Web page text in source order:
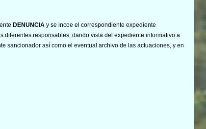
DENUNCIA y se incoe el correspondiente expediente
responsables, dando vista del expediente informativo a
sancionador así como el eventual archivo de las actuaciones, y en